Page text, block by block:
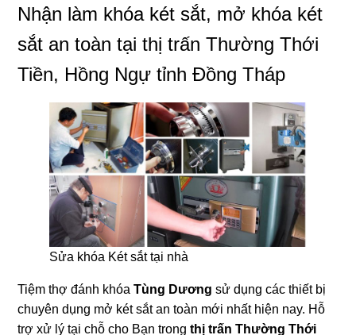
Nhận làm khóa két sắt, mở khóa két
sắt an toàn tại thị trấn Thường Thới
Tiền, Hồng Ngự tỉnh Đồng Tháp
Sửa khóa Két sắt tại nhà
Tiệm thợ đánh khóaTùng Dương sử dụng các thiết bị
chuyên dụng mở két sắt an toàn mới nhất hiện nay. Hỗ
trợ xử lý tại chỗ cho Bạn trongthị trấn Thường Thới